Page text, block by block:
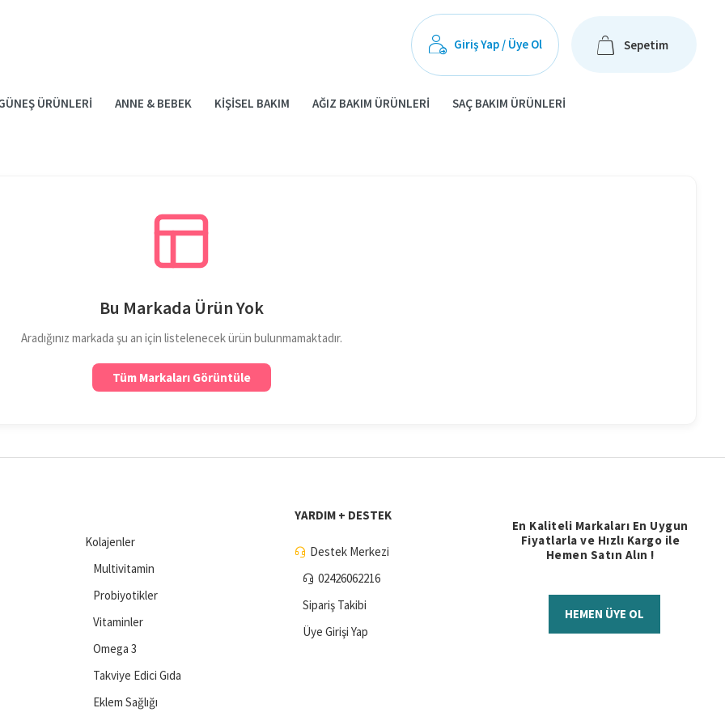
Giriş Yap / Üye Ol Sepetim
ÜRÜNLERI ANNE & BEBEK KIŞISEL BAKIM AĞIZ BAKIM ÜRÜNLERI SAÇ BAKIM ÜRÜNLERI
Bu Markada Ürün Yok
Aradığınız markada şu an için listelenecek ürün bulunmamaktadır.
Tüm Markaları Görüntüle
Kolajenler
Multivitamin
Probiyotikler
Vitaminler
Omega 3
Takviye Edici Gıda
Eklem Sağlığı
YARDIM + DESTEK
Destek Merkezi
02426062216
Sipariş Takibi
Üye Girişi Yap
En Kaliteli Markaları En Uygun
Fiyatlarla ve Hızlı Kargo ile
Hemen Satın Alın !
HEMEN ÜYE OL